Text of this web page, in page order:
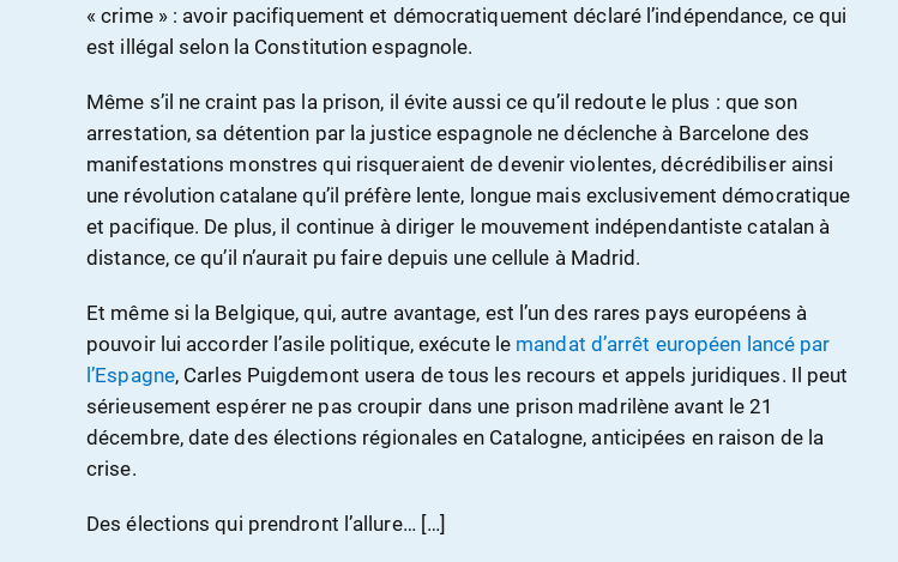
« crime » : avoir pacifiquement et démocratiquement déclaré l’indépendance, ce qui
est illégal selon la Constitution espagnole.
Même s’il ne craint pas la prison, il évite aussi ce qu’il redoute le plus : que son
arrestation, sa détention par la justice espagnole ne déclenche à Barcelone des
manifestations monstres qui risqueraient de devenir violentes, décrédibiliser ainsi
une révolution catalane qu’il préfère lente, longue mais exclusivement démocratique
et pacifique. De plus, il continue à diriger le mouvement indépendantiste catalan à
distance, ce qu’il n’aurait pu faire depuis une cellule à Madrid.
Et même si la Belgique, qui, autre avantage, est l’un des rares pays européens à
pouvoir lui accorder l’asile politique, exécute le mandat d’arrêt européen lancé par
l’Espagne, Carles Puigdemont usera de tous les recours et appels juridiques. Il peut
sérieusement espérer ne pas croupir dans une prison madrilène avant le 21
décembre, date des élections régionales en Catalogne, anticipées en raison de la
crise.
Des élections qui prendront l’allure… […]